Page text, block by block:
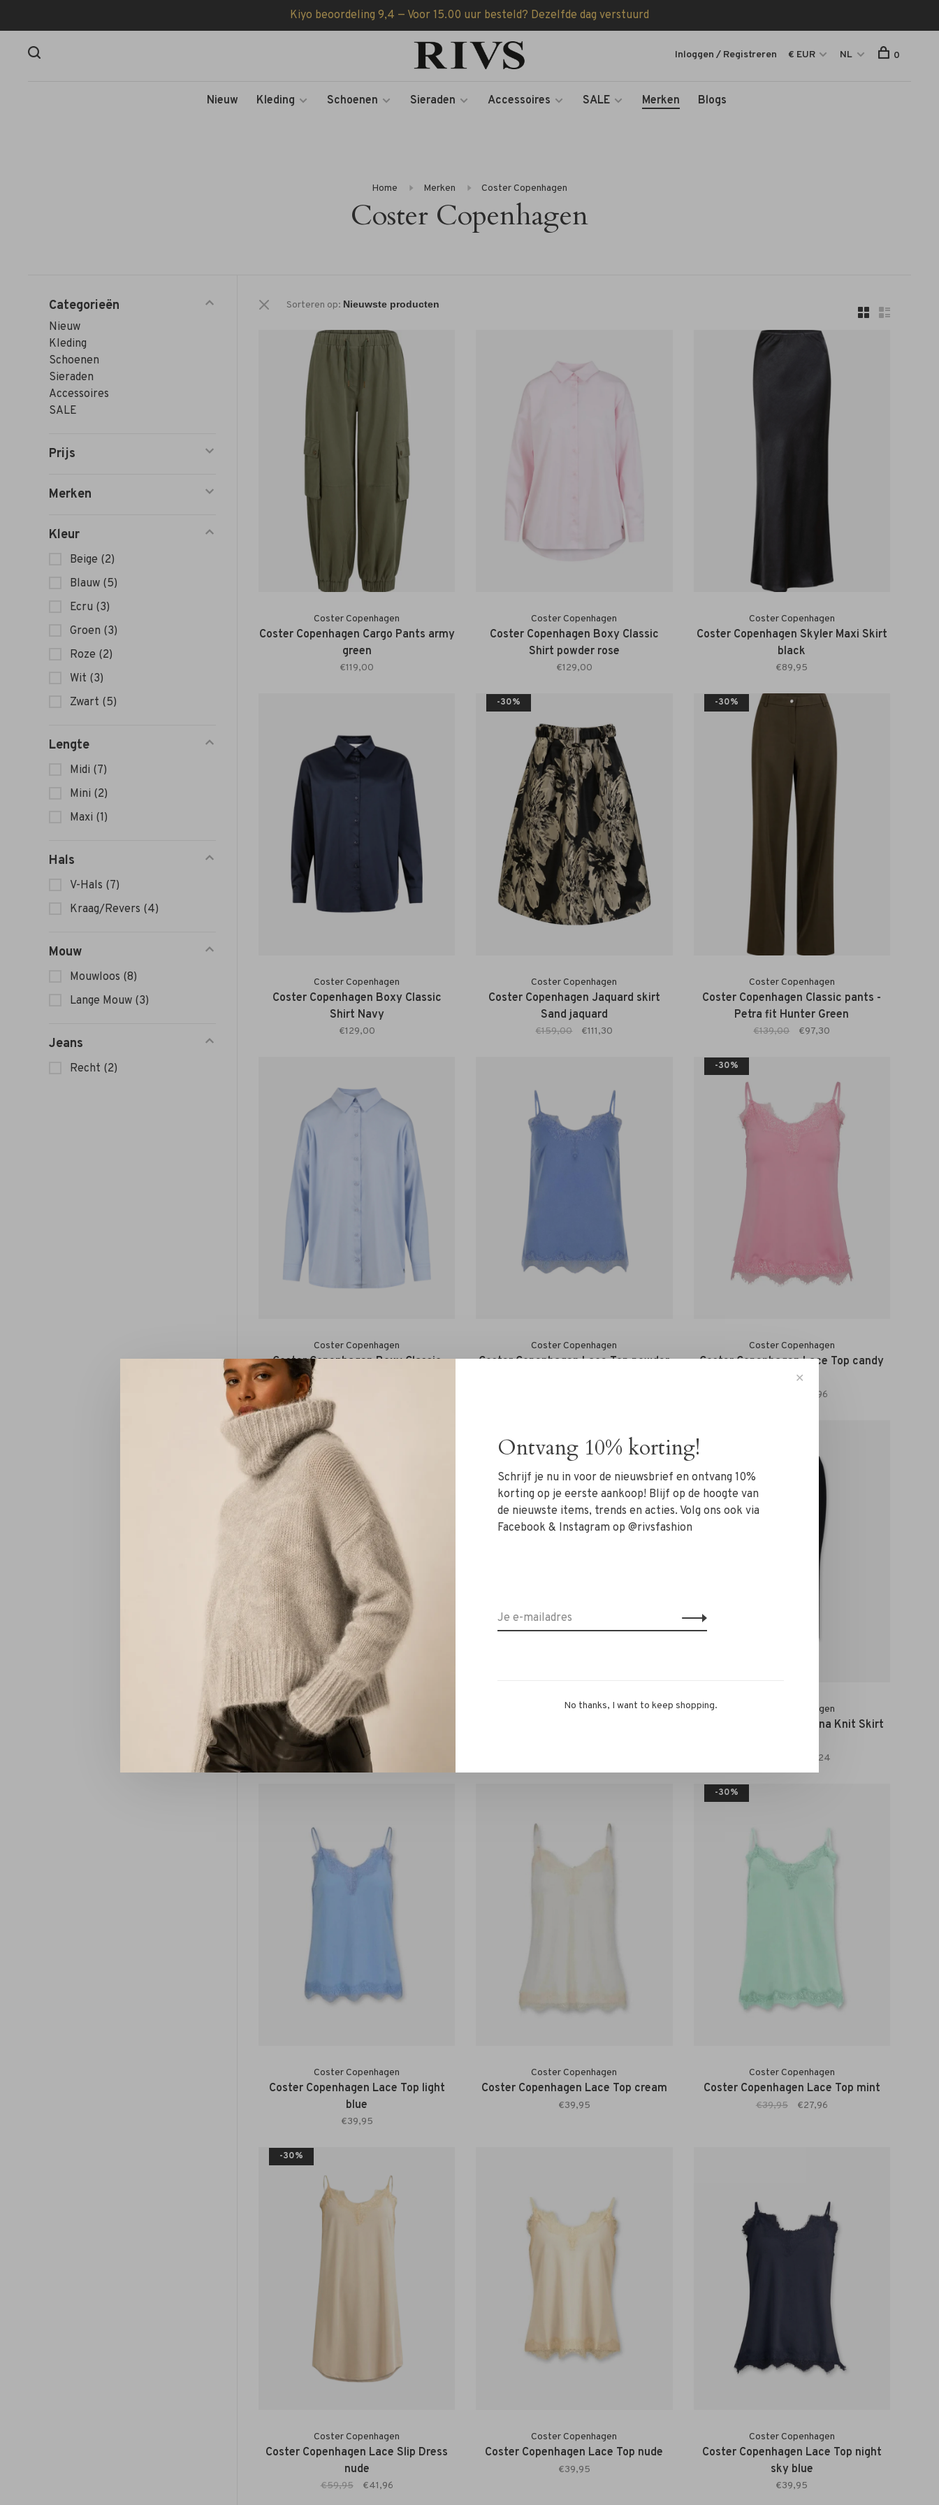
Kiyo beoordeling 9,4 — Voor 15.00 uur besteld? Dezelfde dag verstuurd
Nieuw Kleding Schoenen Sieraden Accessoires SALE Merken Blogs
Inloggen / Registreren € EUR NL 0
Home Merken Coster Copenhagen
Coster Copenhagen
Categorieën
Nieuw
Kleding
Schoenen
Sieraden
Accessoires
SALE
Prijs
Merken
Kleur
Beige (2)
Blauw (5)
Ecru (3)
Groen (3)
Roze (2)
Wit (3)
Zwart (5)
Lengte
Midi (7)
Mini (2)
Maxi (1)
Hals
V-Hals (7)
Kraag/Revers (4)
Mouw
Mouwloos (8)
Lange Mouw (3)
Jeans
Recht (2)
Sorteren op:
Coster Copenhagen
Coster Copenhagen Cargo Pants army
green
€119,00
Coster Copenhagen
Coster Copenhagen Boxy Classic
Shirt powder rose
€129,00
Coster Copenhagen
Coster Copenhagen Skyler Maxi Skirt
black
€89,95
Coster Copenhagen
Coster Copenhagen Boxy Classic
Shirt Navy
€129,00
-30%
Coster Copenhagen
Coster Copenhagen Jaquard skirt
Sand jaquard
€159,00 €111,30
-30%
Coster Copenhagen
Coster Copenhagen Classic pants -
Petra fit Hunter Green
€139,00 €97,30
Coster Copenhagen
Coster Copenhagen Boxy Classic
Shirt oxford blue
Coster Copenhagen
Coster Copenhagen Lace Top powder
-30%
Coster Copenhagen
Coster Copenhagen Lace Top candy
pink
€27,96
Coster Copenhagen
Coster Copenhagen Boxy Classic
Shirt white
€129,00
Coster Copenhagen Coster Copenhagen
Coster Copenhagen Elena Knit Skirt
€93,24
Coster Copenhagen
Coster Copenhagen Lace Top light
blue
€39,95
Coster Copenhagen
Coster Copenhagen Lace Top cream
€39,95
-30%
Coster Copenhagen
Coster Copenhagen Lace Top mint
€39,95 €27,96
-30%
Coster Copenhagen
Coster Copenhagen Lace Slip Dress
nude
€59,95 €41,96
Coster Copenhagen
Coster Copenhagen Lace Top nude
€39,95
Coster Copenhagen
Coster Copenhagen Lace Top night
sky blue
€39,95
✕
Ontvang 10% korting!
Schrijf je nu in voor de nieuwsbrief en ontvang 10%
korting op je eerste aankoop! Blijf op de hoogte van
de nieuwste items, trends en acties. Volg ons ook via
Facebook & Instagram op @rivsfashion
No thanks, I want to keep shopping.